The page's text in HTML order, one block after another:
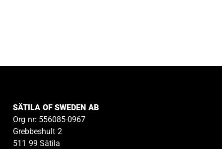
SÄTILA OF SWEDEN AB
Org nr: 556085-0967
Grebbeshult 2
511 99 Sätila